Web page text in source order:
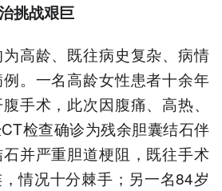
挑战艰巨
高龄、既往病史复杂、病情
。一名高龄女性患者十余年
手术，此次因腹痛、高热、
检查确诊为残余胆囊结石伴
并严重胆道梗阻，既往手术
情况十分棘手；另一名84岁